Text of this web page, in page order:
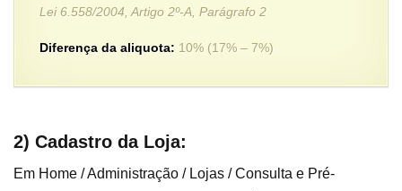
Lei 6.558/2004, Artigo 2º-A, Parágrafo 2
Diferença da aliquota: 10% (17% – 7%)
2) Cadastro da Loja:
Em Home / Administração / Lojas / Consulta e Pré-